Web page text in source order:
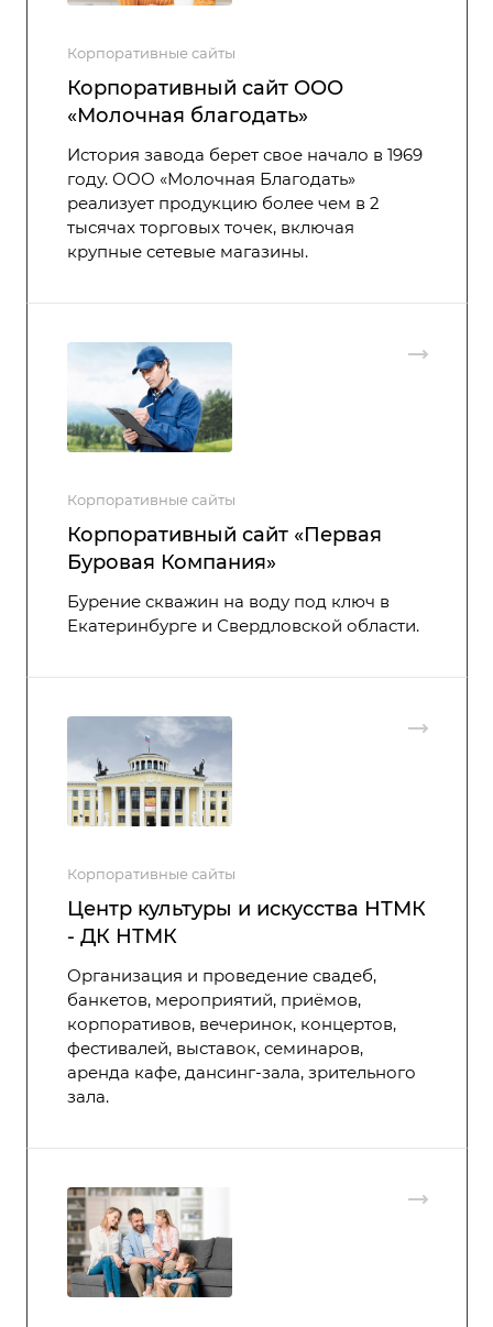
Корпоративные сайты
Корпоративный сайт ООО
«Молочная благодать»
История завода берет свое начало в 1969
году. ООО «Молочная Благодать»
реализует продукцию более чем в 2
тысячах торговых точек, включая
крупные сетевые магазины.
Корпоративные сайты
Корпоративный сайт «Первая
Буровая Компания»
Бурение скважин на воду под ключ в
Екатеринбурге и Свердловской области.
Корпоративные сайты
Центр культуры и искусства НТМК
- ДК НТМК
Организация и проведение свадеб,
банкетов, мероприятий, приёмов,
корпоративов, вечеринок, концертов,
фестивалей, выставок, семинаров,
аренда кафе, дансинг-зала, зрительного
зала.